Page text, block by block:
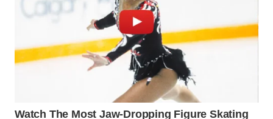
WAHANA
INFRASTRUKTUR
KONSUMEN